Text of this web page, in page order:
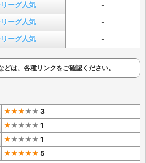
ーグ人気 -
ーグ人気 -
ーグ人気 -
どは、各種リンクをご確認ください。
★★★★★ 3
★★★★★ 1
★★★★★ 1
★★★★★ 5